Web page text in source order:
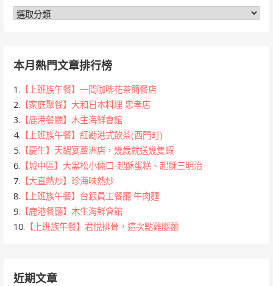
分
本月熱門文章排行榜
1. 【上班族午餐】一間咖啡花茶簡餐店
2. 【家庭聚餐】大和日本料理 忠孝店
3. 【鹿港餐廳】木生海鮮會館
4. 【上班族午餐】紅勘港式飲茶(西門町)
5. 【慶生】天鍋宴蘆洲店，幾歲就送幾隻蝦
6. 【城中區】大黑松小倆口-起酥蛋糕、起酥三明治
7. 【大直熱炒】珍海味熱炒
8. 【上班族午餐】台銀員工餐廳 牛肉麵
9. 【鹿港餐廳】木生海鮮會館
10. 【上班族午餐】君悅排骨，這次點雞腿麵
近期文章